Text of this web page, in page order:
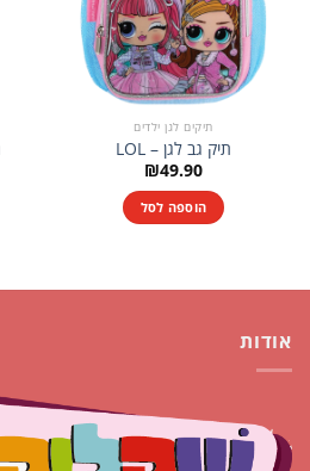
תיקים לגן ילדים
תיק גב לגן – LOL
₪49.90
הוספה לסל
אודות